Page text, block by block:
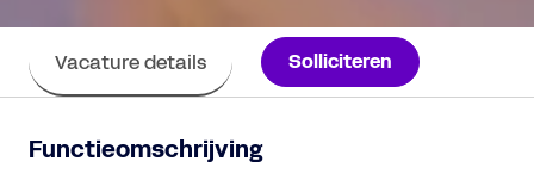
Vacature details Solliciteren
Functieomschrijving